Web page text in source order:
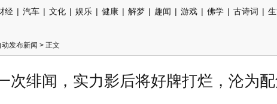
经 | 汽车 | 文化 | 娱乐 | 健康 | 解梦 | 趣闻 | 游戏 | 佛学 | 古诗词 |
动发布新闻 > 正文
次绯闻，实力影后将好牌打烂，沦为